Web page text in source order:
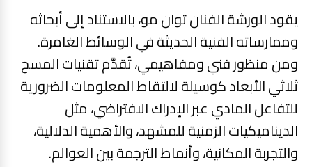
‎يقود الورشة الفنان توان مو، بالاستناد إلى أبحاثه
وممارساته الفنية الحديثة في الوسائط الغامرة.
ومن منظور فني ومفاهيمي، تُقدَّم تقنيات المسح
ثلاثي الأبعاد كوسيلة لالتقاط المعلومات الضرورية
للتفاعل المادي عبر الإدراك الافتراضي، مثل
الديناميكيات الزمنية للمشهد، والأهمية الدلالية،
والتجربة المكانية، وأنماط الترجمة بين العوالم.